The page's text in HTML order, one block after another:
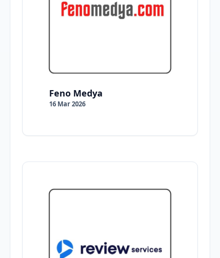
Feno Medya
16 Mar 2026